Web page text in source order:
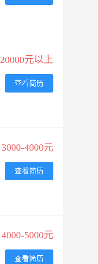
20000元以上
查看简历
3000-4000元
查看简历
4000-5000元
查看简历